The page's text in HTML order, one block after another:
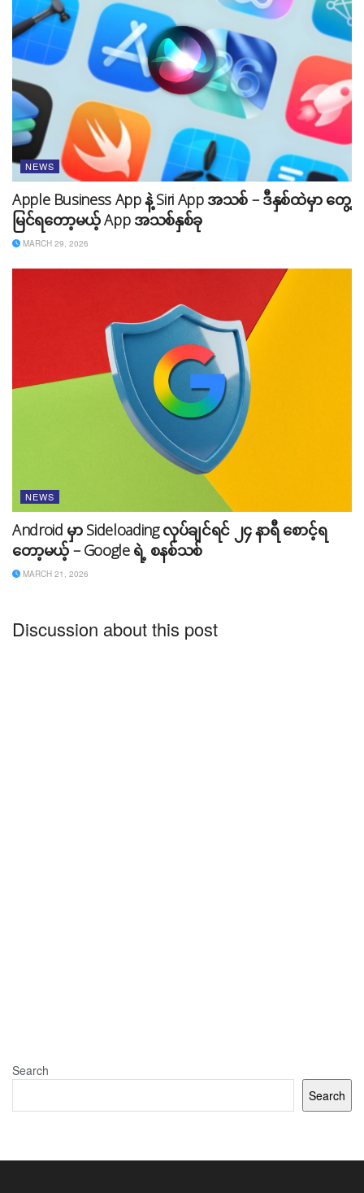
နောက်တစ်ခုကတော့ AI နဲ့ အဆင့်မြှင့်လိုက်တဲ့ Google
Search Engine ဖြစ်ပါတယ်။ Google ရဲ့ Search Engine
ဟာ တစ်ကမ္ဘာလုံးတွင် ဘီလံယံနဲ့ ချီတဲ့ အသုံးပြုသူများနဲ့
လည်ပတ်နေတဲ့ Search Engine ကြီးတစ်ခုဖြစ်ပြီး ၎င်းကို
AI နဲ့ လေ့ကျင့်မှုပြုလုပ်ပေးနေတာ တစ်နှစ်ကျော် ကြာလာခဲ့ပြီ
ဖြစ်ပါတယ်။ အဲလိုမျိုး အင်အားကြီးတဲ့ Search Engine ကြီး
ကို ဒီနှစ်အကုန်လောက်မှာ လူတွေလက်ထဲ ထည့်ပေးတော့မှာ
ပြီး တိုးတက်လာဖို့ အလားအလာများစွာ ရှိနေတာ ဖြစ်ပါ
နောက်ဆုံးတစ်ခုကတော့ Android ဖုန်းများအားလုံးမှာ
Build-In Gemini AI ပါဝင်လာဖို့ ဖြစ်ပါတယ်။ Google က
ပြောင်းလဲသွားတော့မှာ ဖြစ်ပါတယ်။ အခုပြောပြခဲ့တဲ့ အရာ
NEWS
Apple Business App နဲ့ Siri App အသစ် – ဒီနှစ်ထဲမှာ တွေ့
မြင်ရတော့မယ့် App အသစ်နှစ်ခု
MARCH 29, 2026
NEWS
Android မှာ Sideloading လုပ်ချင်ရင် ၂၄ နာရီ စောင့်ရ
တော့မယ့် – Google ရဲ့ စနစ်သစ်
MARCH 21, 2026
Discussion about this post
Search
Search